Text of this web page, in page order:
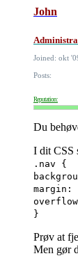
John
Joined: okt
Posts:
Reputation:
Du
I dit CSS
.nav {
margin:
}
Prøv at
Men gør